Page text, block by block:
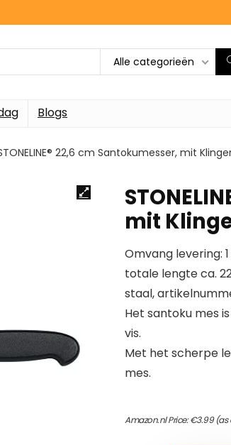
Alle categorieën
Blogs
22,6 cm Santokumesser, mit
mit
Omvang levering:
totale lengte ca.
staal,
Het santoku mes
vis.
Met het scherpe
mes.
Amazon.nl Price:€3.99(as